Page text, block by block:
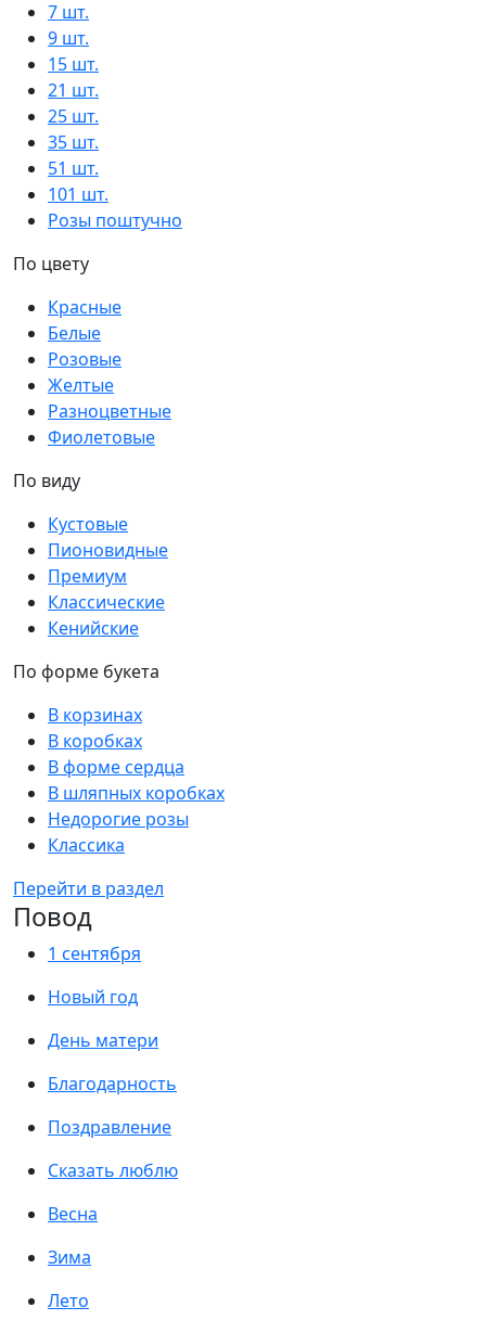
7 шт.
9 шт.
15 шт.
21 шт.
25 шт.
35 шт.
51 шт.
101 шт.
Розы поштучно
По цвету
Красные
Белые
Розовые
Желтые
Разноцветные
Фиолетовые
По виду
Кустовые
Пионовидные
Премиум
Классические
Кенийские
По форме букета
В корзинах
В коробках
В форме сердца
В шляпных коробках
Недорогие розы
Классика
Перейти в раздел
Повод
1 сентября
Новый год
День матери
Благодарность
Поздравление
Сказать люблю
Весна
Зима
Лето